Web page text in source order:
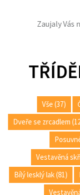
Zaujaly Vás
Vše (37)
Dveře se zrcadlem
Vestavěná
Bílý lesklý lak (81)